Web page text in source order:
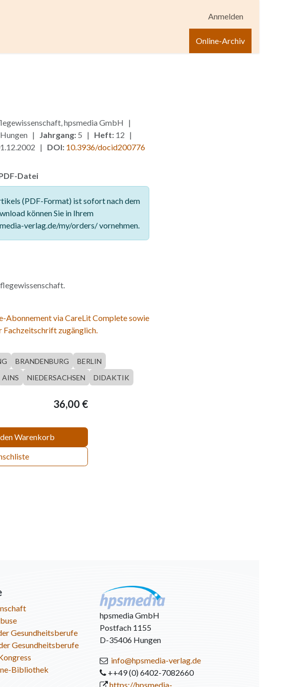
Anmelden
Online-Archiv
hpsmedia GmbH |
| Jahrgang:5 | Heft:12 |
| DOI: 10.3936/docid200776
Datei
(PDF-Format) ist sofort nach dem
können Sie in Ihrem
verlag.de/my/orders/ vornehmen.
Abonnement via CareLit Complete sowie
Fachzeitschrift zugänglich.
BRANDENBURG
BERLIN
AINS NIEDERSACHSEN DIDAKTIK
Warenkorb
36,00€
Gesundheitsberufe
Gesundheitsberufe
Bibliothek
hpsmedia GmbH
Postfach 1155
D-35406 Hungen
info@hpsmedia-verlag.de
++49 (0) 6402-7082660
https://hpsmedia-